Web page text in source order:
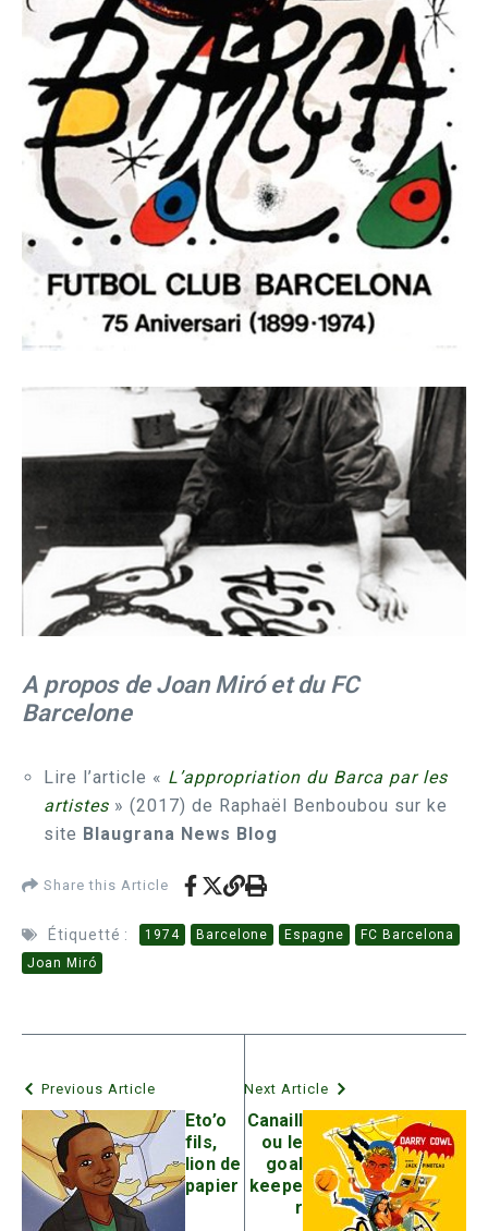
A propos de Joan Miró et du FC
Barcelone
Lire l’article « L’appropriation du Barca par les
artistes » (2017) de Raphaël Benboubou sur ke
site Blaugrana News Blog
Share this Article
Étiquetté : 1974 Barcelone Espagne
FC Barcelona
Joan Miró
Previous Article
Eto’o
fils,
lion de
papier
Next Article
Canaill
ou le
goal
keepe
r